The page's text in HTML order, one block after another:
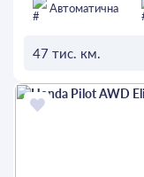
Автоматична
47 тис. км.